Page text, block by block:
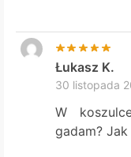
Łukasz K.
30 listopada
W
gadam?